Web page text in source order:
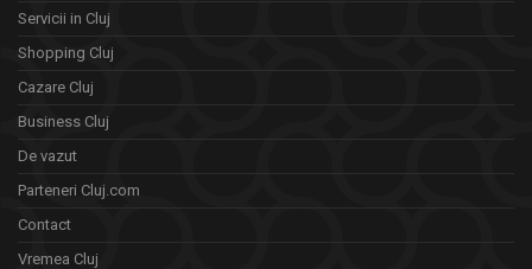
Servicii in Cluj
Shopping Cluj
Cazare Cluj
Business Cluj
De vazut
Parteneri Cluj.com
Contact
Vremea Cluj